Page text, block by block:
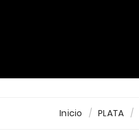
Inicio PLATA